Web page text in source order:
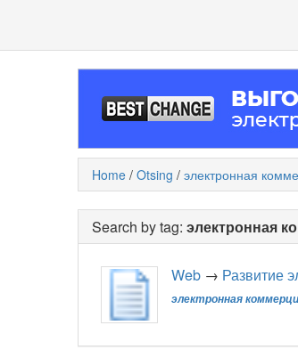
Home / Otsing / электронная
Search by tag: электронная
Web → Развитие
электронная